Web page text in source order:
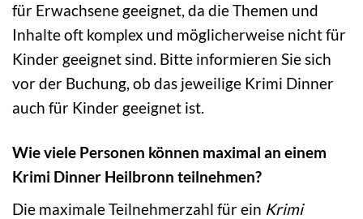
für Erwachsene geeignet, da die Themen und
Inhalte oft komplex und möglicherweise nicht für
Kinder geeignet sind. Bitte informieren Sie sich
vor der Buchung, ob das jeweilige Krimi Dinner
auch für Kinder geeignet ist.
Wie viele Personen können maximal an einem
Krimi Dinner Heilbronn teilnehmen?
Die maximale Teilnehmerzahl für ein Krimi